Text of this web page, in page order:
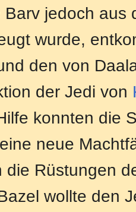
Barv jedoch aus
wurde,
den von
der Jedi von
konnten die
neue
die Rüstungen
wollte den